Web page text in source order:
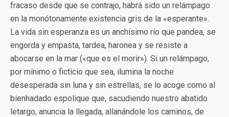
fracaso desde que se contrajo, habrá sido un relámpago
en la monótonamente existencia gris de la «esperante».
La vida sin esperanza es un anchísimo río que pandea, se
engorda y empasta, tardea, haronea y se resiste a
abocarse en la mar («que es el morir»). Si un relámpago,
por mínimo o ficticio que sea, ilumina la noche
desesperada sin luna y sin estrellas, se lo acoge como al
bienhadado espolique que, sacudiendo nuestro abatido
letargo, anuncia la llegada, allanándole los caminos, de